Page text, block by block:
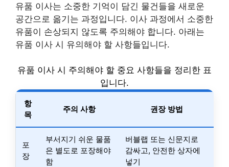
유품 이사는 소중한 기억이 담긴 물건들을 새로운
공간으로 옮기는 과정입니다. 이사 과정에서 소중한
유품이 손상되지 않도록 주의해야 합니다. 아래는
유품 이사 시 유의해야 할 사항들입니다.
유품 이사 시 주의해야 할 중요 사항들을 정리한 표
입니다.
항
목
주의 사항 권장 방법
포
장
부서지기 쉬운 물품
은 별도로 포장해야
함
버블랩 또는 신문지로
감싸고, 안전한 상자에
넣기